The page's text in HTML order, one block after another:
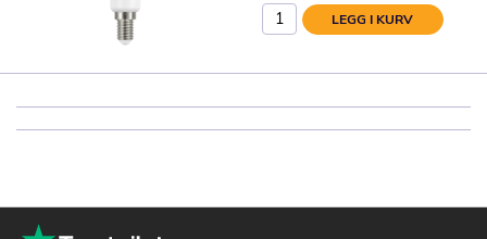
LEGG I KURV